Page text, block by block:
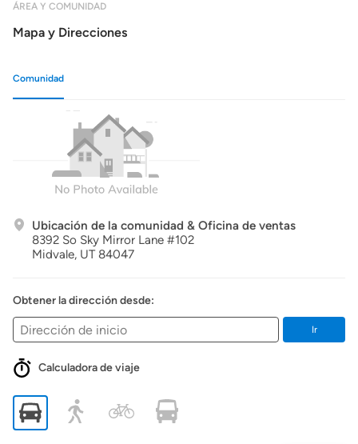
ÁREA Y COMUNIDAD
Mapa y Direcciones
Comunidad
Ubicación de la comunidad & Oficina de ventas
8392 So Sky Mirror Lane #102
Midvale, UT 84047
Obtener la dirección desde:
Ir
Calculadora de viaje